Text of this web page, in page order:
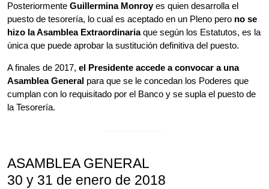
Posteriormente Guillermina Monroyes quien desarrolla el
puesto de tesorería, lo cual es aceptado en un Pleno pero no se
hizo la Asamblea Extraordinariaque según los Estatutos, es la
única que puede aprobar la sustitución definitiva del puesto.
A finales de 2017, el Presidente accede a convocar a una
Asamblea General para que se le concedan los Poderes que
cumplan con lo requisitado por el Banco y se supla el puesto de
la Tesorería.
ASAMBLEA GENERAL
30 y 31 de enero de 2018